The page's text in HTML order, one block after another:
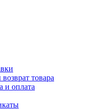
товара
и оплата